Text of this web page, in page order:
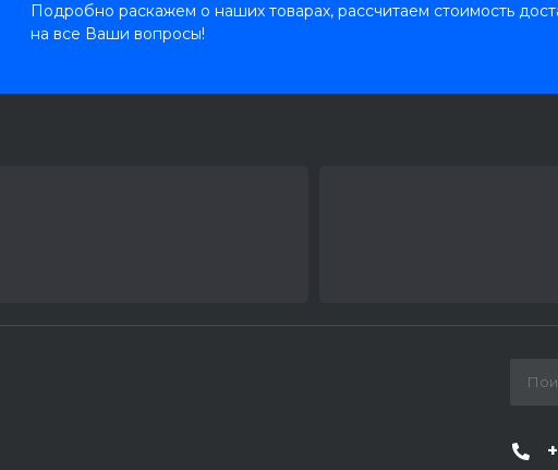
Подробно раскажем о наших товарах, рассчитаем стоимость
на все Ваши вопросы!